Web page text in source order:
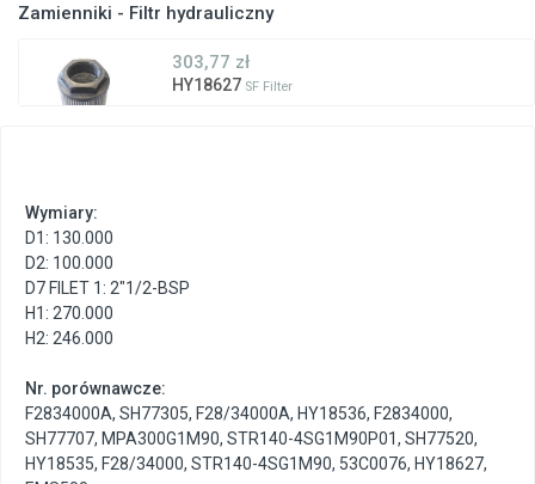
Zamienniki - Filtr hydrauliczny
303,77 zł
HY18627 SF Filter
Wymiary:
D1: 130.000
D2: 100.000
D7 FILET 1: 2"1/2-BSP
H1: 270.000
H2: 246.000
Nr. porównawcze:
F2834000A, SH77305, F28/34000A, HY18536, F2834000,
SH77707, MPA300G1M90, STR140-4SG1M90P01, SH77520,
HY18535, F28/34000, STR140-4SG1M90, 53C0076, HY18627,